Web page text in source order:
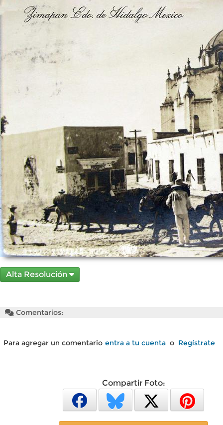
Alta Resolución
Comentarios:
Para agregar un comentario entra a tu cuenta o Regístrate
Compartir Foto: